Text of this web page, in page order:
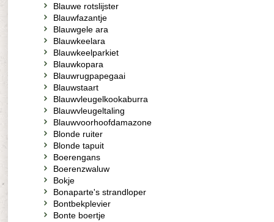
Blauwe rotslijster
Blauwfazantje
Blauwgele ara
Blauwkeelara
Blauwkeelparkiet
Blauwkopara
Blauwrugpapegaai
Blauwstaart
Blauwvleugelkookaburra
Blauwvleugeltaling
Blauwvoorhoofdamazone
Blonde ruiter
Blonde tapuit
Boerengans
Boerenzwaluw
Bokje
Bonaparte's strandloper
Bontbekplevier
Bonte boertje